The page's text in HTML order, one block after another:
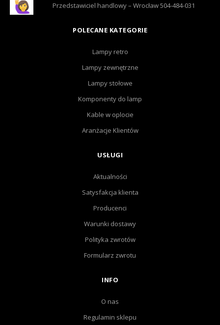
Przedstawiciel handlowy – Wrocław 504-484-031
POLECANE KATEGORIE
Lampy retro
Lampy zewnętrzne
Lampy stołowe
Komponenty do lamp
Kable w oplocie
Aranżacje Klientów
USŁUGI
Aktualności
Satysfakcja klienta
Producenci
Warunki dostawy
Polityka zwrotów
Formularz zwrotu
INFO
O nas
Regulamin sklepu